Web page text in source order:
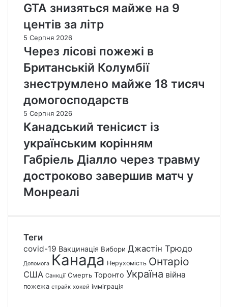
GTA знизяться майже на 9
центів за літр
5 Серпня 2026
Через лісові пожежі в
Британській Колумбії
знеструмлено майже 18 тисяч
домогосподарств
5 Серпня 2026
Канадський тенісист із
українським корінням
Габріель Діалло через травму
достроково завершив матч у
Монреалі
Теги
covid-19 Вакцинація Вибори Джастін Трюдо
Допомога Канада Нерухомість Онтаріо
США Санкції Смерть Торонто Україна війна
пожежа страйк хокей імміграція